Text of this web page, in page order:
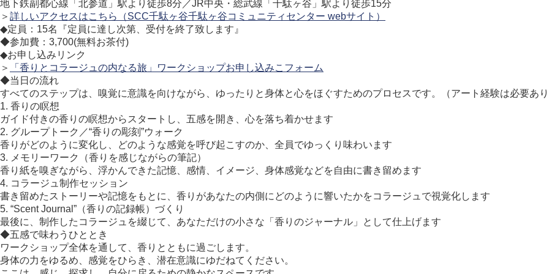
地下鉄副都心線「北参道」駅より徒歩8分／JR中央・総武線「千駄ヶ谷」駅より徒歩15分
＞ 詳しいアクセスはこちら（SCC千駄ヶ谷千駄ヶ谷コミュニティセンター webサイト）
◆定員：15名『定員に達し次第、受付を終了致します』
◆参加費：3,700(無料お茶付)
◆お申し込みリンク
＞
「香りとコラージュの内なる旅」ワークショップお申し込みこフォーム
◆当日の流れ
すべてのステップは、嗅覚に意識を向けながら、ゆったりと身体と心をほぐすためのプロセスです。（アート経験は必要あ
1. 香りの瞑想
ガイド付きの香りの瞑想からスタートし、五感を開き、心を落ち着かせます
2. グループトーク／“香りの彫刻”ウォーク
香りがどのように変化し、どのような感覚を呼び起こすのか、全員でゆっくり味わいます
3. メモリーワーク（香りを感じながらの筆記）
香り紙を嗅ぎながら、浮かんできた記憶、感情、イメージ、身体感覚などを自由に書き留めます
4. コラージュ制作セッション
書き留めたストーリーや記憶をもとに、香りがあなたの内側にどのように響いたかをコラージュで視覚化します
5. “Scent Journal”（香りの記録帳）づくり
最後に、制作したコラージュを綴じて、あなただけの小さな「香りのジャーナル」として仕上げます
◆五感で味わうひととき
ワークショップ全体を通して、香りとともに過ごします。
身体の力をゆるめ、感覚をひらき、潜在意識にゆだねてください。